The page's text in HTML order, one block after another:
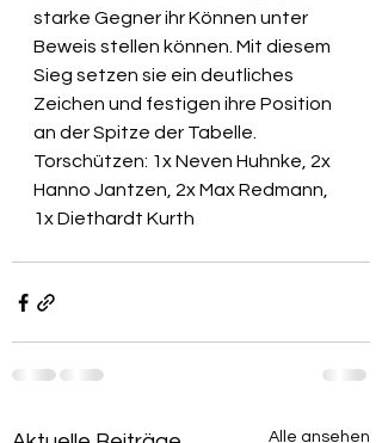
starke Gegner ihr Können unter
Beweis stellen können. Mit diesem
Sieg setzen sie ein deutliches
Zeichen und festigen ihre Position
an der Spitze der Tabelle.
Torschützen: 1x Neven Huhnke, 2x
Hanno Jantzen, 2x Max Redmann,
1x Diethardt Kurth
Alle ansehen